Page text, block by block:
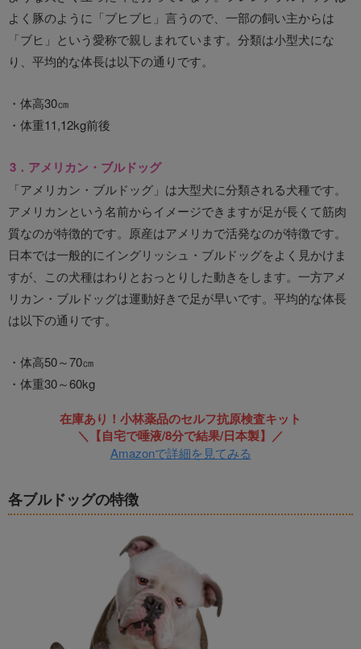
よく豚のように「ブヒブヒ」言うので、一部の飼い主からは
「ブヒ」という愛称で親しまれています。分類は小型犬にな
り、平均的な体長は以下の通りです。
・体高30㎝
・体重11,12kg前後
3．アメリカン・ブルドッグ
「アメリカン・ブルドッグ」は大型犬に分類される犬種です。
アメリカンという名前からイメージできますが足が長くて筋肉
質なのが特徴的です。原産はアメリカで活発なのが特徴です。
日本では一般的にイングリッシュ・ブルドッグをよく見かけま
すが、この犬種はわりとおっとりした動きをします。一方アメ
リカン・ブルドッグは運動好きで足が早いです。平均的な体長
は以下の通りです。
・体高50～70㎝
・体重30～60kg
在庫あり！小林薬品のセルフ抗原検査キット
＼【自宅で唾液/8分で結果/日本製】／
Amazonで詳細を見てみる
各ブルドッグの特徴